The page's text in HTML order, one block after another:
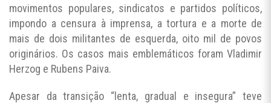
movimentos populares, sindicatos e partidos políticos,
impondo a censura à imprensa, a tortura e a morte de
mais de dois militantes de esquerda, oito mil de povos
originários. Os casos mais emblemáticos foram Vladimir
Herzog e Rubens Paiva.
Apesar da transição “lenta, gradual e insegura” teve